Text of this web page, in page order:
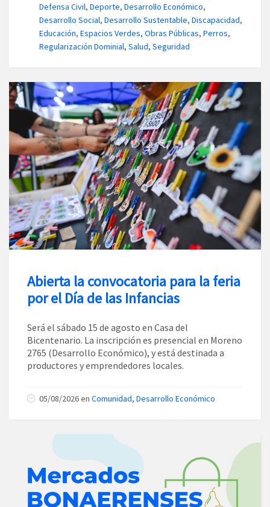
Defensa Civil, Deporte, Desarrollo Económico,
Desarrollo Social, Desarrollo Sustentable, Discapacidad,
Educación, Espacios Verdes, Obras Públicas, Perros,
Regularización Dominial, Salud, Seguridad
Abierta la convocatoria para la feria
por el Día de las Infancias
Será el sábado 15 de agosto en Casa del
Bicentenario. La inscripción es presencial en Moreno
2765 (Desarrollo Económico), y está destinada a
productores y emprendedores locales.
05/08/2026en Comunidad, Desarrollo Económico